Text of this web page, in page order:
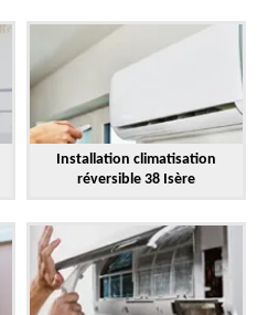
Installation climatisation
réversible 38 Isère